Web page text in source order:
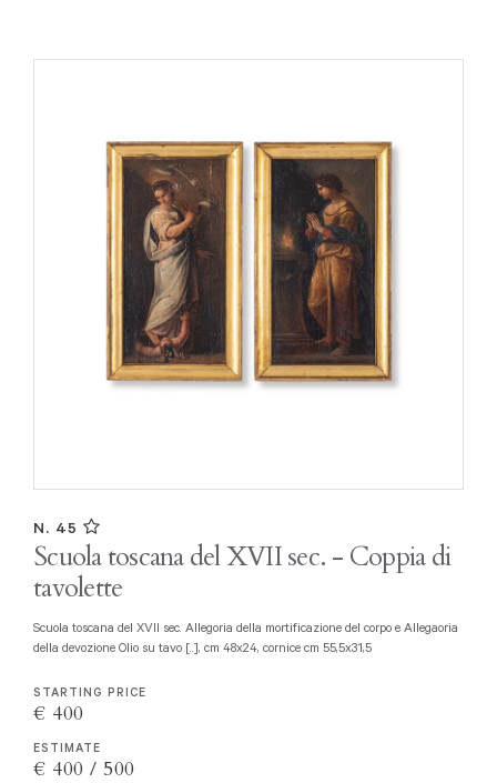
N. 45
Scuola toscana del XVII sec. - Coppia di
tavolette
Scuola toscana del XVII sec. Allegoria della mortificazione del corpo e Allegaoria
della devozione Olio su tavo [..], cm 48x24, cornice cm 55,5x31,5
STARTING PRICE
€ 400
ESTIMATE
€ 400 / 500